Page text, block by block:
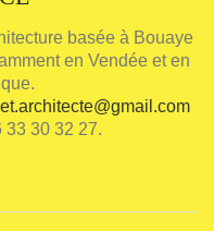
basée à Bouaye
en Vendée et en
33 30 32 27.